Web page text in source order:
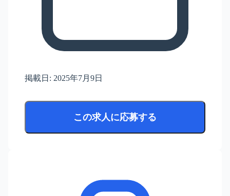
掲載日: 2025年7月9日
この求人に応募する